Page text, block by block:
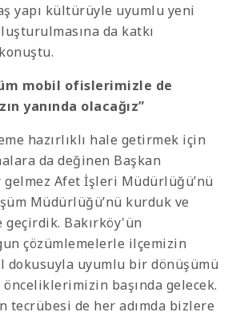
yapı kültürüyle uyumlu yeni
da katkı
mobil ofislerimizle de
yanında olacağız”
hazırlıklı hale getirmek için
da değinen Başkan
gelmez Afet İşleri Müdürlüğü’nü
Müdürlüğü’nü kurduk ve
Bakırköy'ün
çözümlemelerle ilçemizin
uyumlu bir dönüşümü
başında gelecek.
tecrübesi de her adımda bizlere